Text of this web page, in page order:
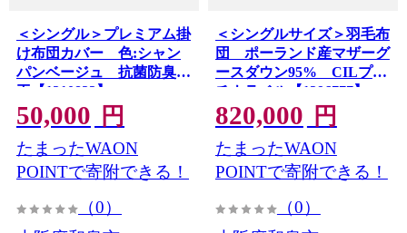
＜シングル＞プレミアム掛
け布団カバー 色:シャン
パンベージュ 抗菌防臭加
工【1210823】
50,000 円
たまったWAON
POINTで寄附できる！
（0）
＜シングルサイズ＞羽毛布
団 ポーランド産マザーグ
ースダウン95% CILプラ
チナラベル【1396777】
820,000 円
たまったWAON
POINTで寄附できる！
（0）